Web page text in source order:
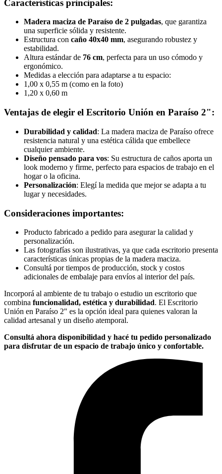
Características principales:
Madera maciza de Paraíso de 2 pulgadas, que garantiza
una superficie sólida y resistente.
Estructura con caño 40x40 mm, asegurando robustez y
estabilidad.
Altura estándar de 76 cm, perfecta para un uso cómodo y
ergonómico.
Medidas a elección para adaptarse a tu espacio:
1,00 x 0,55 m (como en la foto)
1,20 x 0,60 m
Ventajas de elegir el Escritorio Unión en Paraíso 2":
Durabilidad y calidad: La madera maciza de Paraíso ofrece
resistencia natural y una estética cálida que embellece
cualquier ambiente.
Diseño pensado para vos: Su estructura de caños aporta un
look moderno y firme, perfecto para espacios de trabajo en el
hogar o la oficina.
Personalización: Elegí la medida que mejor se adapta a tu
lugar y necesidades.
Consideraciones importantes:
Producto fabricado a pedido para asegurar la calidad y
personalización.
Las fotografías son ilustrativas, ya que cada escritorio presenta
características únicas propias de la madera maciza.
Consultá por tiempos de producción, stock y costos
adicionales de embalaje para envíos al interior del país.
Incorporá al ambiente de tu trabajo o estudio un escritorio que
combina funcionalidad, estética y durabilidad. El Escritorio
Unión en Paraíso 2" es la opción ideal para quienes valoran la
calidad artesanal y un diseño atemporal.
Consultá ahora disponibilidad y hacé tu pedido personalizado
para disfrutar de un espacio de trabajo único y confortable.